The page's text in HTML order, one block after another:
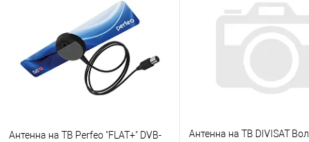
К сравнению
В избранное
В наличии
Купить в 1 клик
К
В избранное
В
Антенна на ТВ Perfeo "FLAT+" DVB-
Антенна на ТВ DIVISAT